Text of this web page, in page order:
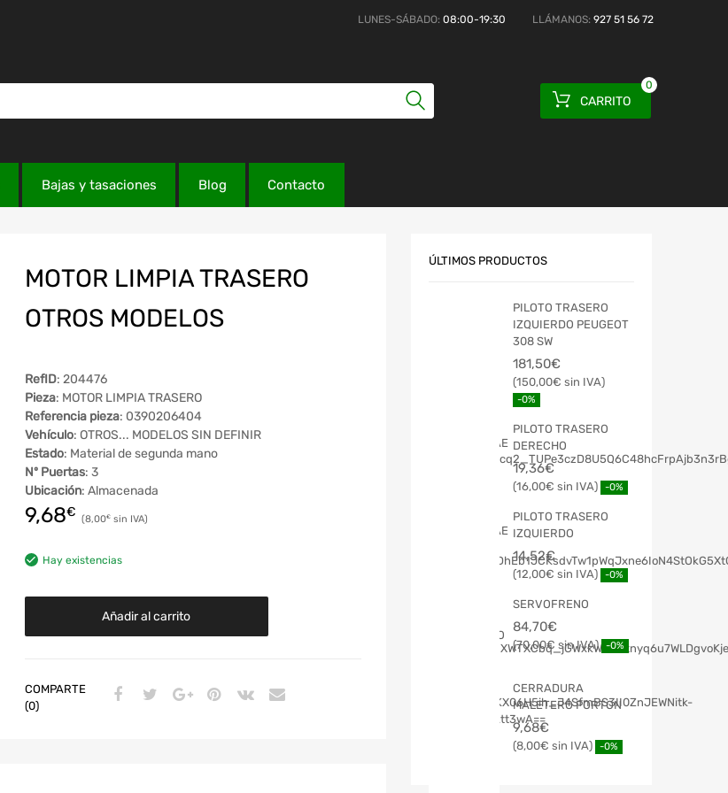
LUNES-SÁBADO: 08:00-19:30 LLÁMANOS: 927 51 56 72
CARRITO
0
Bajas y tasaciones Blog Contacto
MOTOR LIMPIA TRASERO
OTROS MODELOS
RefID: 204476
Pieza: MOTOR LIMPIA TRASERO
Referencia pieza: 0390206404
Vehículo: OTROS... MODELOS SIN DEFINIR
Estado: Material de segunda mano
Nº Puertas: 3
Ubicación: Almacenada
9,68€ 8,00€
Hay existencias
Añadir al carrito
COMPARTE
(0)
ÚLTIMOS PRODUCTOS
PILOTO TRASERO
IZQUIERDO PEUGEOT
308 SW
181,50€
150,00€
-0%
PILOTO TRASERO
DERECHO
19,36€
16,00€ -0%
PILOTO TRASERO
IZQUIERDO
14,52€
12,00€ -0%
SERVOFRENO
84,70€
70,00€ -0%
CERRADURA
MALETERO PORTON
9,68€
8,00€ -0%